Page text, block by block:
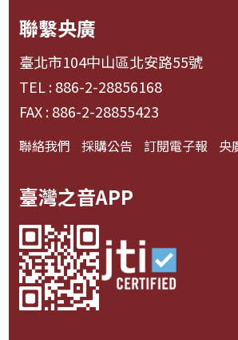
聯繫央廣
臺北市104中山區北安路55號
TEL : 886-2-28856168
FAX : 886-2-28855423
聯絡我們 採購公告 訂閱電子報 央
臺灣之音APP